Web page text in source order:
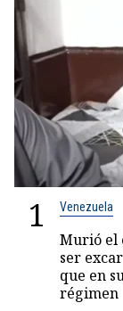
1 Venezuela
Murió el
ser
que en
régimen